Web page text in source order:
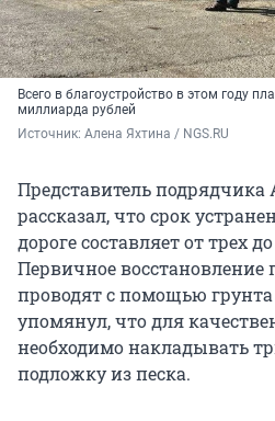
Всего в благоустройство в этом году
миллиарда рублей
Источник: Алена Яхтина / NGS.RU
Представитель подрядчика
рассказал, что срок
дороге составляет от трех
Первичное восстановление
проводят с помощью
упомянул, что для
необходимо накладывать
подложку из песка.